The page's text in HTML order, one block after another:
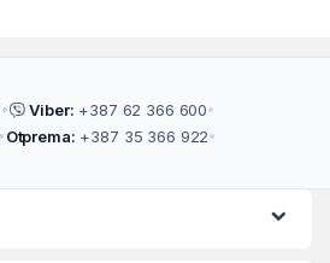
• Viber: +387 62 366 600•
• Otprema: +387 35 366 922•